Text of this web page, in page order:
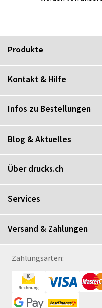
Produkte
Kontakt & Hilfe
Infos zu Bestellungen
Blog & Aktuelles
Über drucks.ch
Services
Versand & Zahlungen
Zahlungsarten: